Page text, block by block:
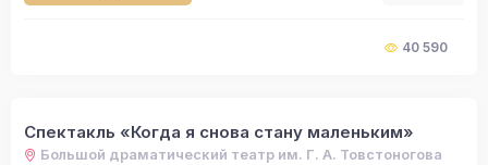
40 590
Спектакль «Когда я снова стану маленьким»
Большой драматический театр им. Г. А. Товстоногова